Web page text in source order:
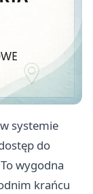
systemie
do
wygodna
krańcu